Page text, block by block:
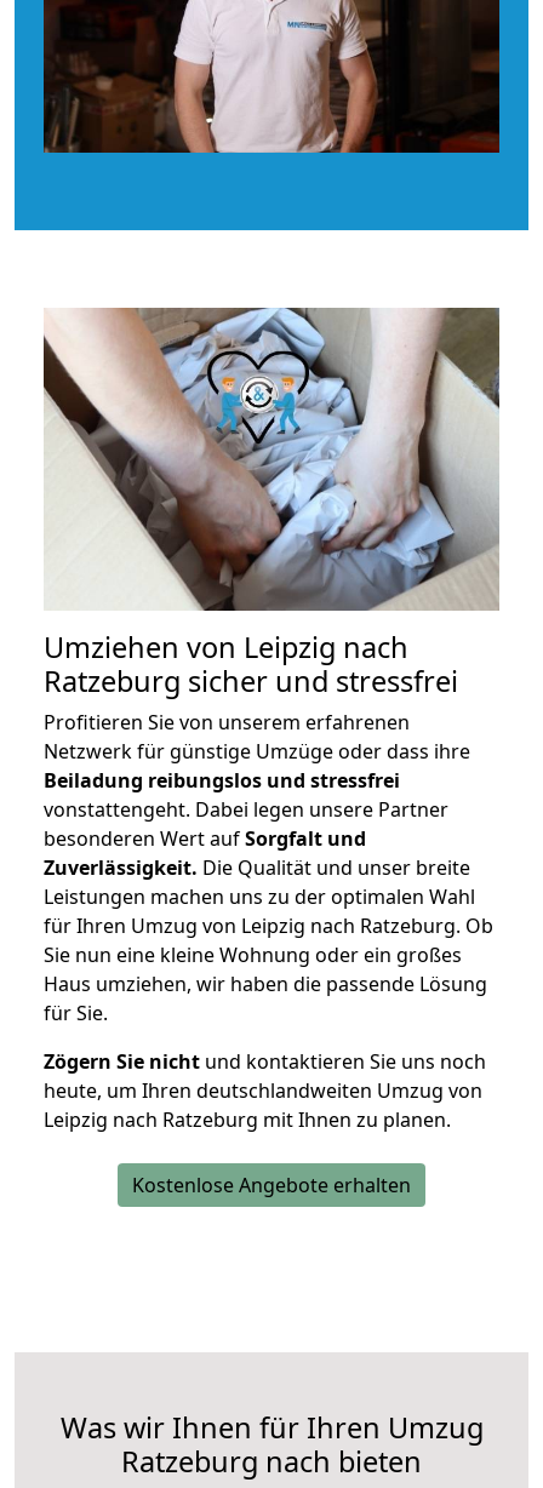
Umziehen von Leipzig nach
Ratzeburg sicher und stressfrei
Profitieren Sie von unserem erfahrenen
Netzwerk für günstige Umzüge oder dass ihre
Beiladung reibungslos und stressfrei
vonstattengeht. Dabei legen unsere Partner
besonderen Wert aufSorgfalt und
Zuverlässigkeit. Die Qualität und unser breite
Leistungen machen uns zu der optimalen Wahl
für Ihren Umzug von Leipzig nach Ratzeburg. Ob
Sie nun eine kleine Wohnung oder ein großes
Haus umziehen, wir haben die passende Lösung
für Sie.
Zögern Sie nicht und kontaktieren Sie uns noch
heute, um Ihren deutschlandweiten Umzug von
Leipzig nach Ratzeburg mit Ihnen zu planen.
Kostenlose Angebote erhalten
Was wir Ihnen für Ihren Umzug
Ratzeburg nach bieten